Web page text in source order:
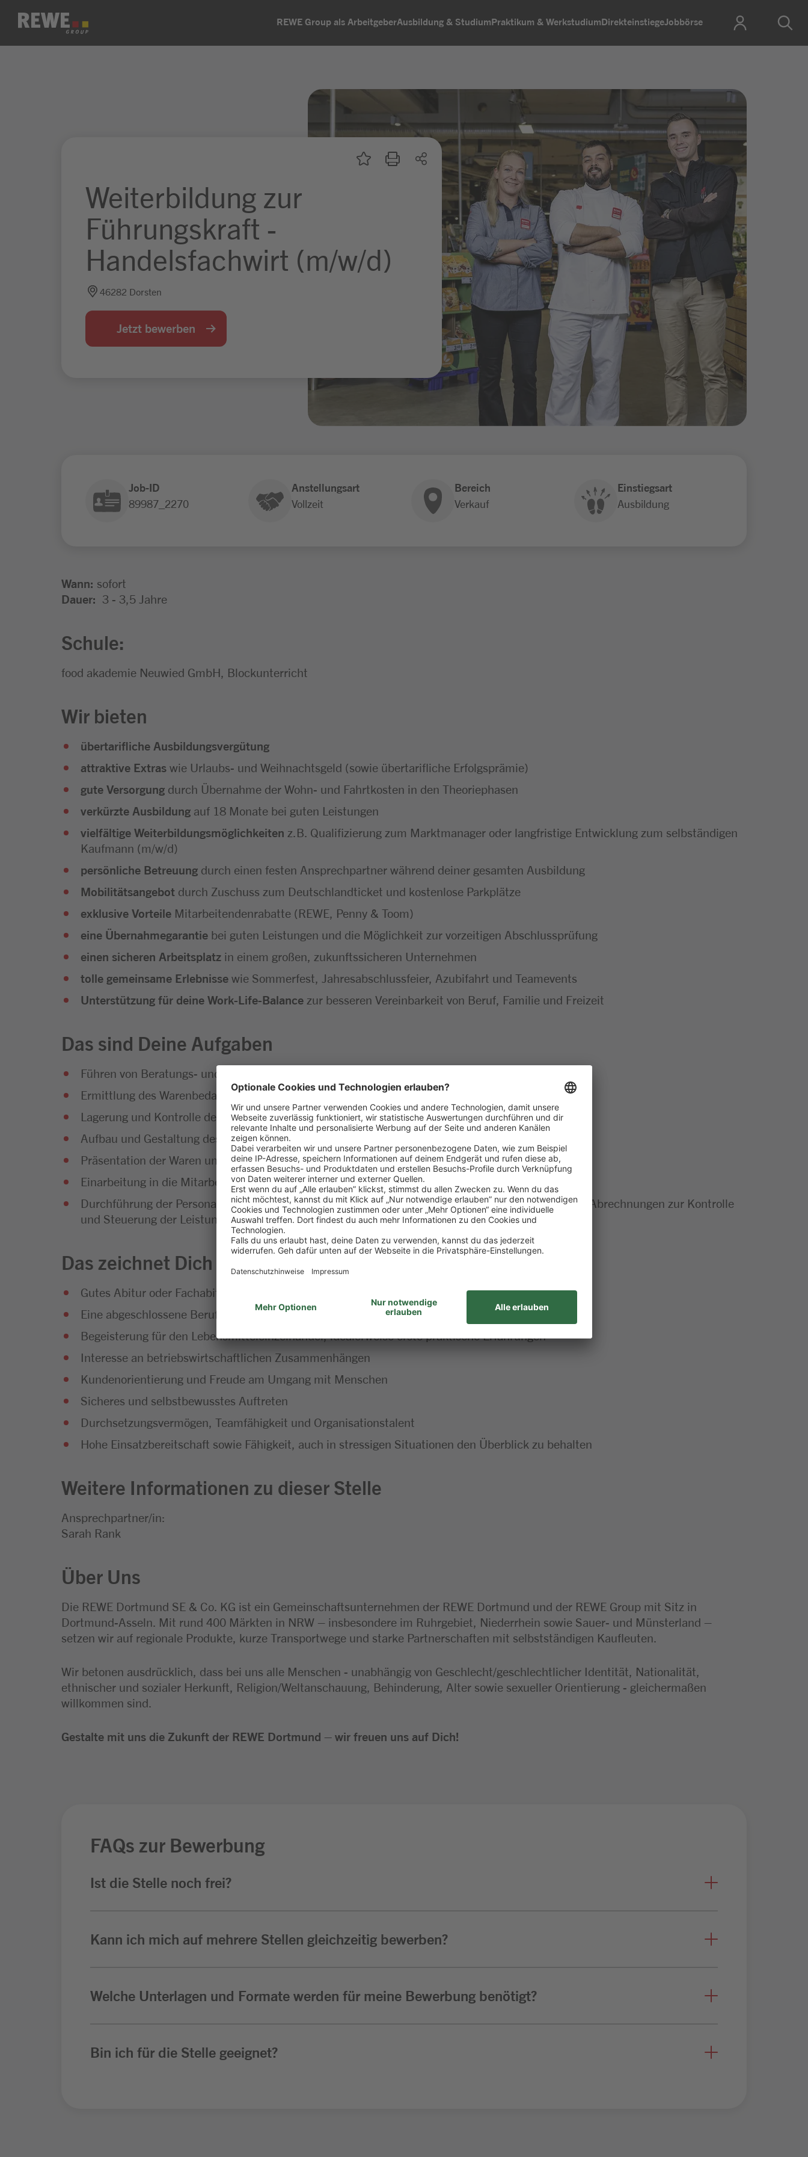
Zum Inhalt springen REWE Group als ArbeitgeberAusbildung & StudiumPraktikum & WerkstudiumDirekteinstiegeJobbörse
Weiterbildung zur
Führungskraft -
Handelsfachwirt (m/w/d)
46282 Dorsten
Jetzt bewerben
Job-ID
89987_2270
Anstellungsart
Vollzeit
Bereich
Verkauf
Einstiegsart
Ausbildung
Wann: sofort
Dauer: 3 - 3,5 Jahre
Schule:
food akademie Neuwied GmbH, Blockunterricht
Wir bieten
übertarifliche Ausbildungsvergütung
attraktive Extras wie Urlaubs- und Weihnachtsgeld (sowie übertarifliche Erfolgsprämie)
gute Versorgung durch Übernahme der Wohn- und Fahrtkosten in den Theoriephasen
verkürzte Ausbildung auf 18 Monate bei guten Leistungen
vielfältige Weiterbildungsmöglichkeiten z.B. Qualifizierung zum Marktmanager oder langfristige Entwicklung zum selbständigen
Kaufmann (m/w/d)
persönliche Betreuung durch einen festen Ansprechpartner während deiner gesamten Ausbildung
Mobilitätsangebot durch Zuschuss zum Deutschlandticket und kostenlose Parkplätze
exklusive Vorteile Mitarbeitendenrabatte (REWE, Penny & Toom)
eine Übernahmegarantie bei guten Leistungen und die Möglichkeit zur vorzeitigen Abschlussprüfung
einen sicheren Arbeitsplatz in einem großen, zukunftssicheren Unternehmen
tolle gemeinsame Erlebnisse wie Sommerfest, Jahresabschlussfeier, Azubifahrt und Teamevents
Unterstützung für deine Work-Life-Balance zur besseren Vereinbarkeit von Beruf, Familie und Freizeit
Das sind Deine Aufgaben
Führen von Beratungs- und Verkaufsgesprächen
Ermittlung des Warenbedarfs und Disposition der Ware
Lagerung und Kontrolle der Waren
Aufbau und Gestaltung des Warensortiments
Präsentation der Waren und Umsetzung von Verkaufsförderungsmaßnahmen
Einarbeitung in die Mitarbeiterführung
Durchführung der Personalplanung sowie Erstellung von Verkaufsstatistiken, Erfolgskontrollen und Abrechnungen zur Kontrolle
und Steuerung der Leistungsfähigkeit des Marktes
Das zeichnet Dich aus
Gutes Abitur oder Fachabitur
Eine abgeschlossene Berufsausbildung zum Kaufmann im Einzelhandel (m/w/d)
Begeisterung für den Lebensmitteleinzelhandel, idealerweise erste praktische Erfahrungen
Interesse an betriebswirtschaftlichen Zusammenhängen
Kundenorientierung und Freude am Umgang mit Menschen
Sicheres und selbstbewusstes Auftreten
Durchsetzungsvermögen, Teamfähigkeit und Organisationstalent
Hohe Einsatzbereitschaft sowie Fähigkeit, auch in stressigen Situationen den Überblick zu behalten
Weitere Informationen zu dieser Stelle
Ansprechpartner/in:
Sarah Rank
Über Uns
Die REWE Dortmund SE & Co. KG ist ein Gemeinschaftsunternehmen der REWE Dortmund und der REWE Group mit Sitz in
Dortmund-Asseln. Mit rund 400 Märkten in NRW – insbesondere im Ruhrgebiet, Niederrhein sowie Sauer- und Münsterland –
setzen wir auf regionale Produkte, kurze Transportwege und starke Partnerschaften mit selbstständigen Kaufleuten.
Wir betonen ausdrücklich, dass bei uns alle Menschen - unabhängig von Geschlecht/geschlechtlicher Identität, Nationalität,
ethnischer und sozialer Herkunft, Religion/Weltanschauung, Behinderung, Alter sowie sexueller Orientierung - gleichermaßen
willkommen sind.
Gestalte mit uns die Zukunft der REWE Dortmund – wir freuen uns auf Dich!
FAQs zur Bewerbung
Ist die Stelle noch frei?
Kann ich mich auf mehrere Stellen gleichzeitig bewerben?
Welche Unterlagen und Formate werden für meine Bewerbung benötigt?
Bin ich für die Stelle geeignet?